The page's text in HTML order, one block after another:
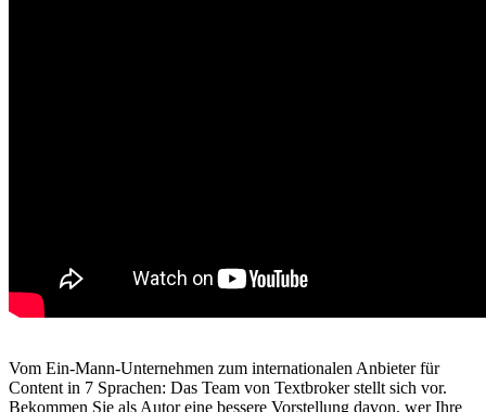
Vom Ein-Mann-Unternehmen zum internationalen Anbieter für
Content in 7 Sprachen: Das Team von Textbroker stellt sich vor.
Bekommen Sie als Autor eine bessere Vorstellung davon, wer Ihre